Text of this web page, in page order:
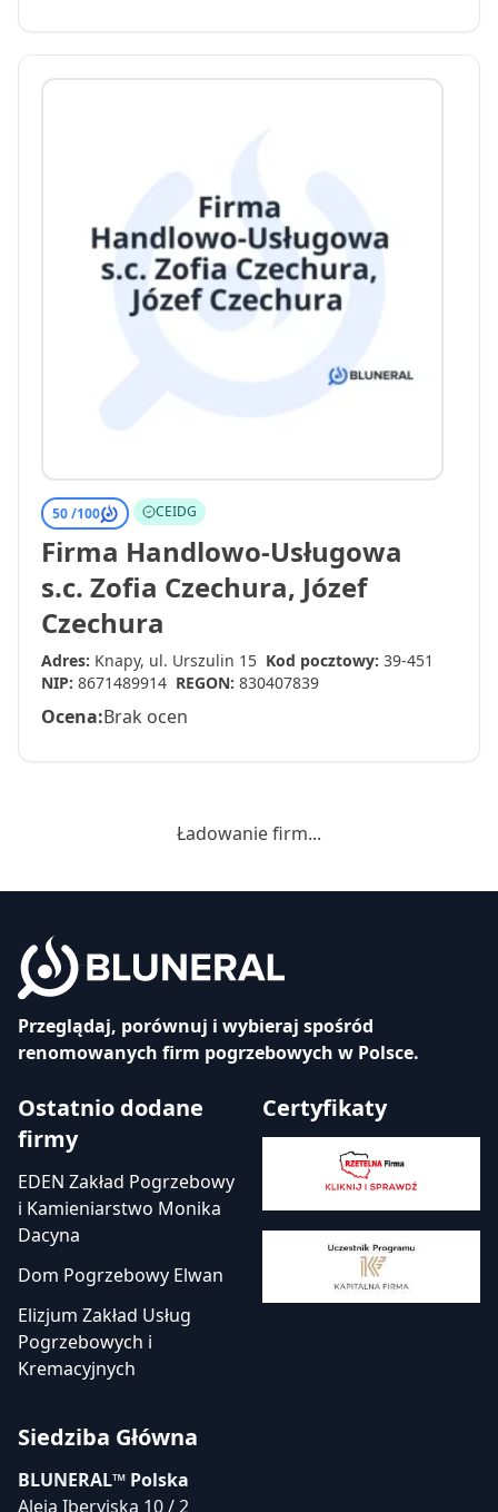
50 /100 CEIDG
Firma Handlowo-Usługowa
s.c. Zofia Czechura, Józef
Czechura
Adres: Knapy, ul. Urszulin 15 Kod pocztowy: 39-451
NIP: 8671489914 REGON: 830407839
Ocena:Brak ocen
Ładowanie firm...
Przeglądaj, porównuj i wybieraj spośród
renomowanych firm pogrzebowych w Polsce.
Ostatnio dodane
firmy
EDEN Zakład Pogrzebowy
i Kamieniarstwo Monika
Dacyna
Dom Pogrzebowy Elwan
Elizjum Zakład Usług
Pogrzebowych i
Kremacyjnych
Certyfikaty
Siedziba Główna
BLUNERAL™ Polska
Aleja Iberyjska 10 / 2